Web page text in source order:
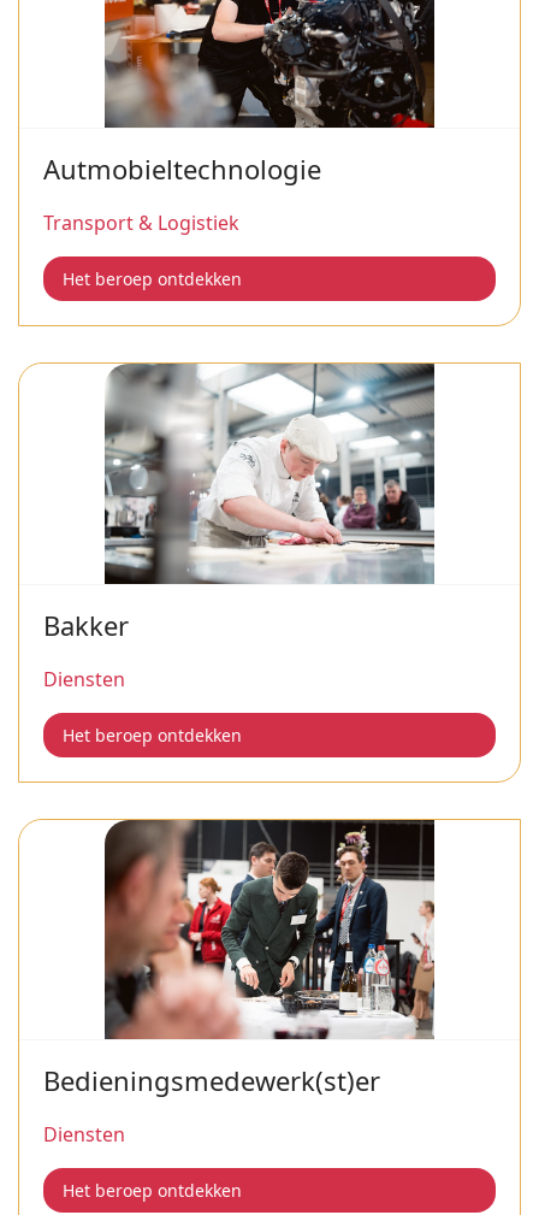
Autmobieltechnologie
Transport & Logistiek
Het beroep ontdekken
Bakker
Diensten
Het beroep ontdekken
Bedieningsmedewerk(st)er
Diensten
Het beroep ontdekken